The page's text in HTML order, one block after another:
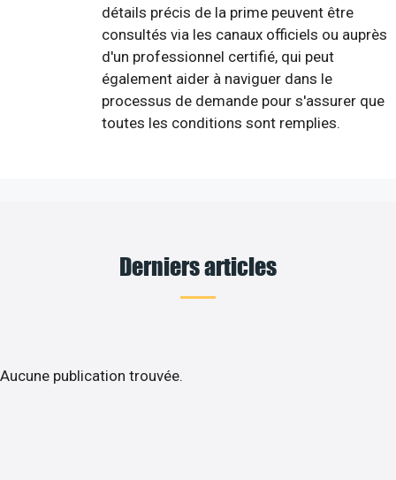
détails précis de la prime peuvent être
consultés via les canaux officiels ou auprès
d'un professionnel certifié, qui peut
également aider à naviguer dans le
processus de demande pour s'assurer que
toutes les conditions sont remplies.
Derniers articles
Aucune publication trouvée.